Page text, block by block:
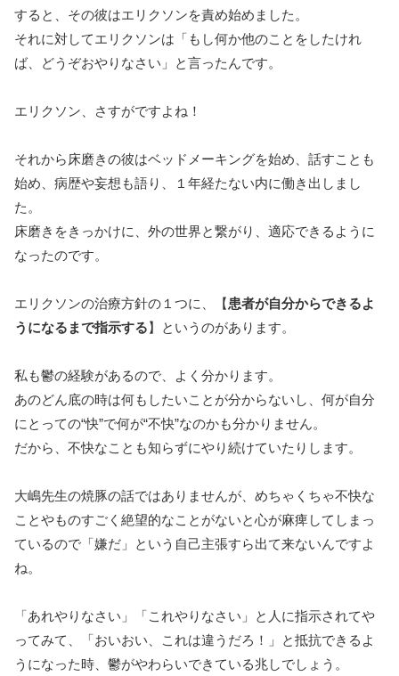
すると、その彼はエリクソンを責め始めました。
それに対してエリクソンは「もし何か他のことをしたけれ
ば、どうぞおやりなさい」と言ったんです。
エリクソン、さすがですよね！
それから床磨きの彼はベッドメーキングを始め、話すことも
始め、病歴や妄想も語り、１年経たない内に働き出しまし
た。
床磨きをきっかけに、外の世界と繋がり、適応できるように
なったのです。
エリクソンの治療方針の１つに、【患者が自分からできるよ
うになるまで指示する 】というのがあります。
私も鬱の経験があるので、よく分かります。
あのどん底の時は何もしたいことが分からないし、何が自分
にとっての“快”で何が“不快”なのかも分かりません。
だから、不快なことも知らずにやり続けていたりします。
大嶋先生の焼豚の話ではありませんが、めちゃくちゃ不快な
ことやものすごく絶望的なことがないと心が麻痺してしまっ
ているので「嫌だ」という自己主張すら出て来ないんですよ
ね。
「あれやりなさい」「これやりなさい」と人に指示されてや
ってみて、「おいおい、これは違うだろ！」と抵抗できるよ
うになった時、鬱がやわらいできている兆しでしょう。